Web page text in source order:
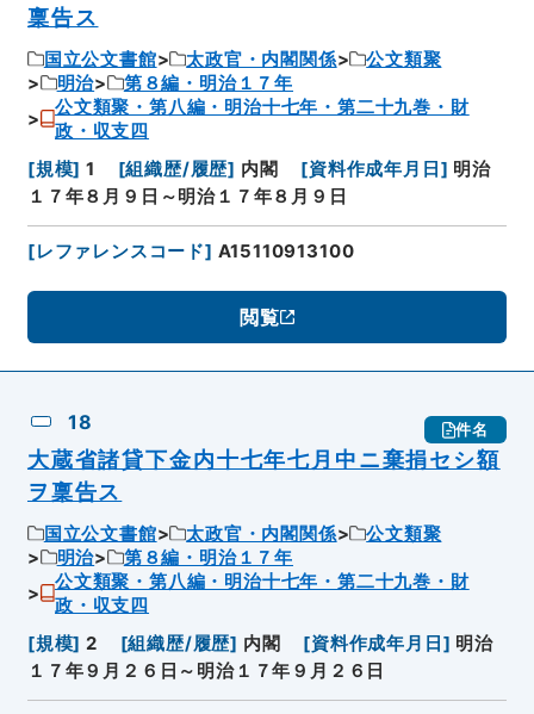
稟告ス
国立公文書館 太政官・内閣関係
公文類聚
明治
第８編・明治１７年
公文類聚・第八編・明治十七年・第二十九巻・財
政・収支四
[規模] 1 [組織歴/履歴] 内閣 [資料作成年月日 ] 明治
１７年８月９日～明治１７年８月９日
[レファレンスコード] A15110913100
閲覧
18 件名
大蔵省諸貸下金内十七年七月中ニ棄捐セシ額
ヲ稟告ス
国立公文書館 太政官・内閣関係
公文類聚
明治
第８編・明治１７年
公文類聚・第八編・明治十七年・第二十九巻・財
政・収支四
[規模] 2 [組織歴/履歴] 内閣 [資料作成年月日 ] 明治
１７年９月２６日～明治１７年９月２６日